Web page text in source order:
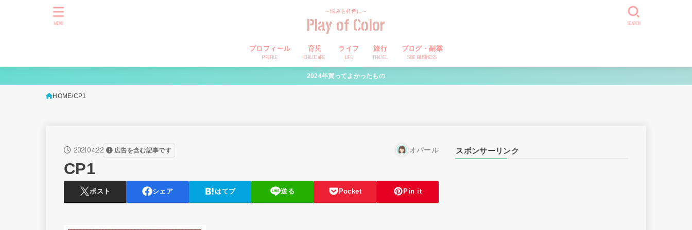
～悩みを虹色に～
Play of Color
プロフィール
PROFILE
育児
CHILDCARE
ライフ
LIFE
旅行
TRAVEL
ブログ・副業
SIDE BUSINESS
SEARCH
MENU
2024年買ってよかったもの
HOME CP1
2021.04.22 広告を含む記事です オパール
CP1
ポスト シェア はてブ 送る Pocket Pin it
スポンサーリンク